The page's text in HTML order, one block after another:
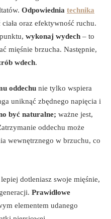
Odpowiednia technika
oraz efektywność ruchu.
wykonaj wydech – to
mięśnie brzucha. Następnie,
wdech.
oddechu nie tylko wspiera
uniknąć zbędnego napięcia i
być naturalne; ważne jest,
oddechu może
wewnętrznego w brzuchu, co
lepiej dotleniasz swoje mięśnie,
Prawidłowe
elementem udanego